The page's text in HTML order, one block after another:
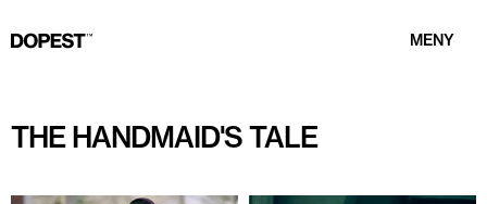
MENY
THE HANDMAID'S TALE